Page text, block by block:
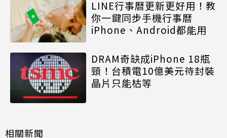
LINE行事曆更新更好用！教
你一鍵同步手機行事曆
iPhone、Android都能用
DRAM奇缺成iPhone 18瓶
頸！台積電10億美元待封裝
晶片只能枯等
相關新聞